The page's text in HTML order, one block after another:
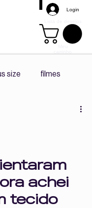
Login
size filmes
playlist spotify
Vivências Plus Size
achei
tecido